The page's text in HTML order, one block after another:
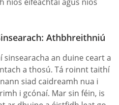
níos éifeachtaí agus níos
Athbhreithniú
sinsearacha an duine ceart a
a thosú. Tá roinnt taithí
siad caidreamh nua i
i gcónaí. Mar sin féin, is